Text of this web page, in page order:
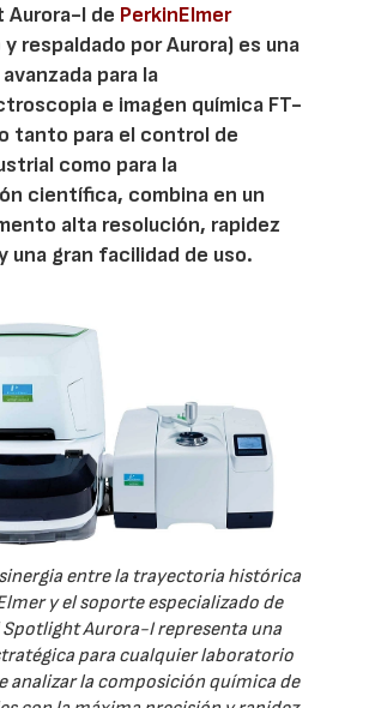
Aurora-I de PerkinElmer
respaldado por Aurora) es una
para la
e imagen química FT-
tanto para el control de
como para la
científica, combina en un
alta resolución, rapidez
una gran facilidad de uso.
sinergia entre la trayectoria histórica
y el soporte especializado de
Spotlight Aurora-I representa una
para cualquier laboratorio
analizar la composición química de